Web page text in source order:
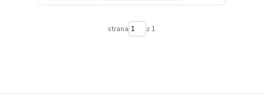
strana z 1